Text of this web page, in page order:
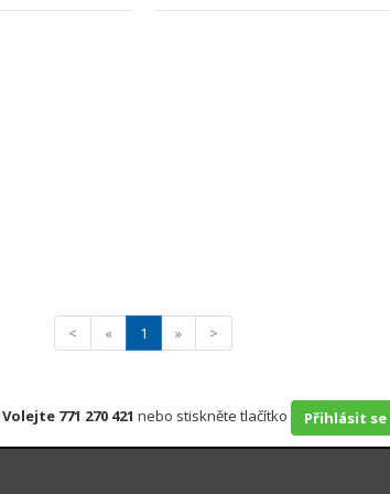
< « 1 » >
Volejte 771 270 421 nebo stiskněte tlačítko Přihlásit